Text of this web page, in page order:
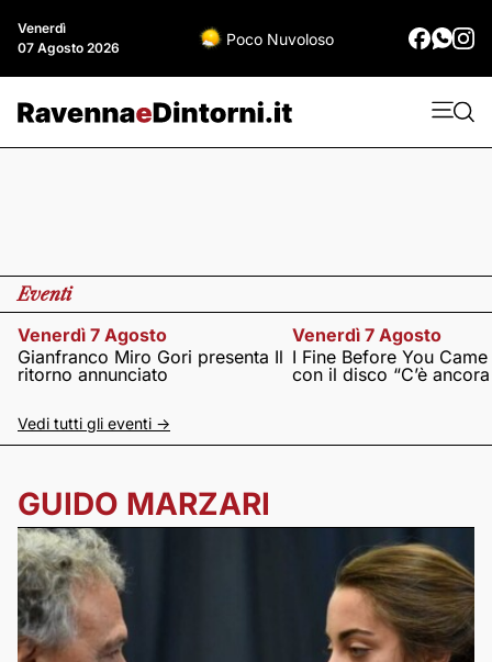
Venerdì
07 Agosto 2026
Poco Nuvoloso
Eventi
Venerdì 7 Agosto
Gianfranco Miro Gori presenta Il
ritorno annunciato
Venerdì 7 Agosto
I Fine Before You
con il disco “C’è
Vedi tutti gli eventi ->
GUIDO MARZARI